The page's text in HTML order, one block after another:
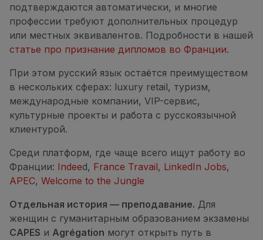
подтверждаются автоматически, и многие
профессии требуют дополнительных процедур
или местных эквивалентов. Подробности в нашей
статье про признание дипломов во Франции.
При этом русский язык остаётся преимуществом
в нескольких сферах: luxury retail, туризм,
международные компании, VIP-сервис,
культурные проекты и работа с русскоязычной
клиентурой.
Среди платформ, где чаще всего ищут работу во
Франции: Indeed, France Travail, LinkedIn Jobs,
APEC, Welcome to the Jungle
Отдельная история — преподавание. Для
женщин с гуманитарным образованием экзамены
CAPES и Agrégation могут открыть путь в